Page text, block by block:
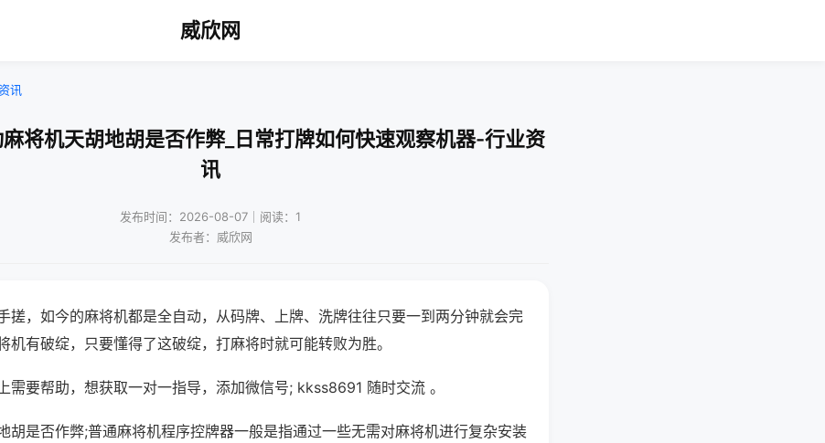
威欣网
讯
将机天胡地胡是否作弊_日常打牌如何快速观察机器-行业资
讯
发布时间：2026-08-07｜阅读：1
发布者：威欣网
搓，如今的麻将机都是全自动，从码牌、上牌、洗牌往往只要一到两分钟就会完
机有破绽，只要懂得了这破绽，打麻将时就可能转败为胜。
需要帮助，想获取一对一指导，添加微信号; kkss8691 随时交流 。
胡是否作弊;普通麻将机程序控牌器一般是指通过一些无需对麻将机进行复杂安装